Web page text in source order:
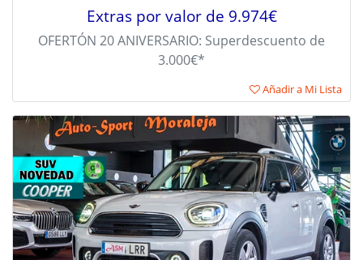
Extras por valor de 9.974€
OFERTÓN 20 ANIVERSARIO: Superdescuento de
3.000€*
Añadir a Mi Lista